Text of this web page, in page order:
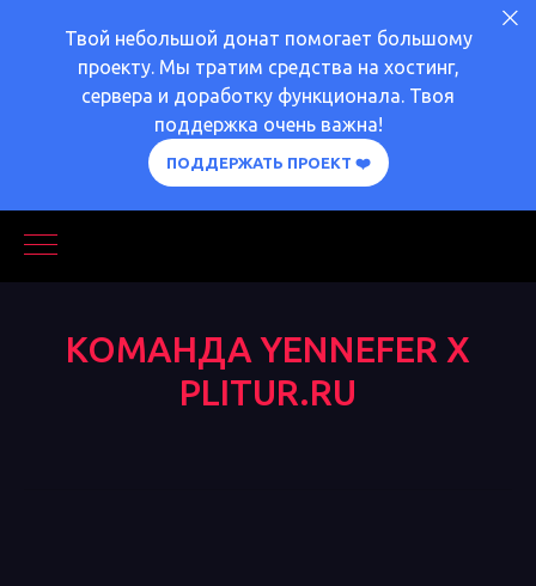
Твой небольшой донат помогает большому
проекту. Мы тратим средства на хостинг,
сервера и доработку функционала. Твоя
поддержка очень важна!
ПОДДЕРЖАТЬ ПРОЕКТ ❤️
КОМАНДА YENNEFER X
PLITUR.RU